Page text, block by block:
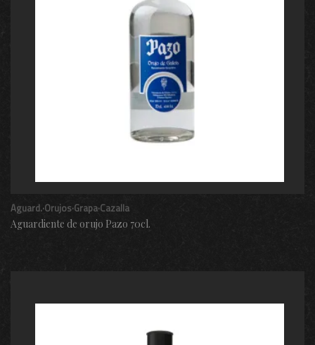
Aguard.·Orujos·Grapa·Cazalla
Aguardiente de orujo Pazo 70cl.